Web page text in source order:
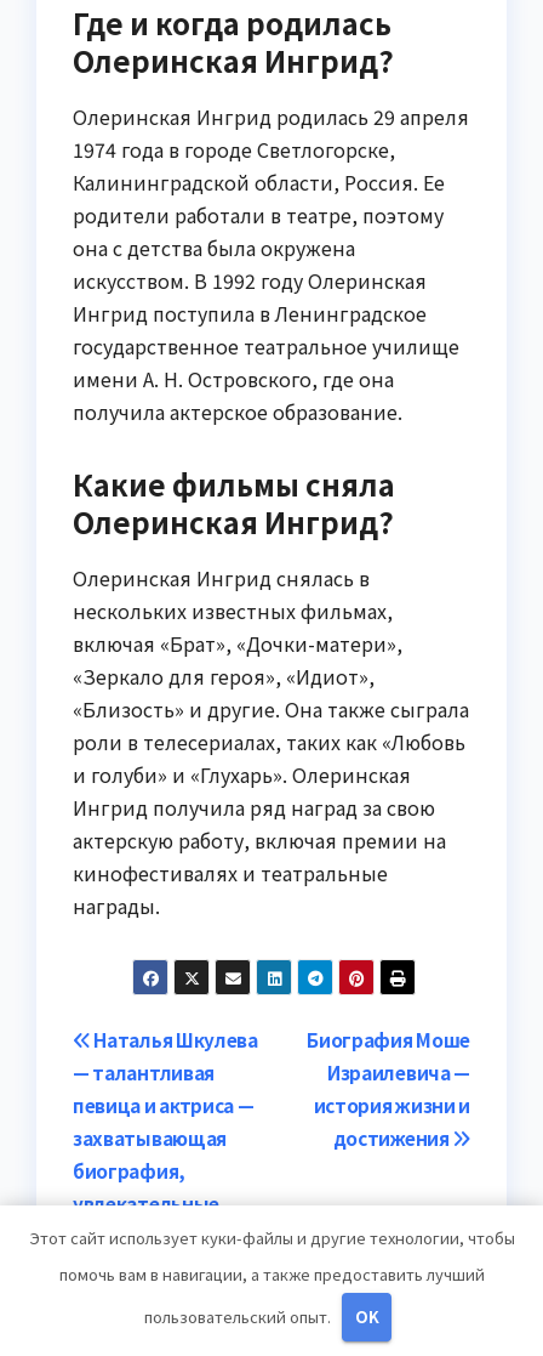
Где и когда родилась
Олеринская Ингрид?
Олеринская Ингрид родилась 29 апреля
1974 года в городе Светлогорске,
Калининградской области, Россия. Ее
родители работали в театре, поэтому
она с детства была окружена
искусством. В 1992 году Олеринская
Ингрид поступила в Ленинградское
государственное театральное училище
имени А. Н. Островского, где она
получила актерское образование.
Какие фильмы сняла
Олеринская Ингрид?
Олеринская Ингрид снялась в
нескольких известных фильмах,
включая «Брат», «Дочки-матери»,
«Зеркало для героя», «Идиот»,
«Близость» и другие. Она также сыграла
роли в телесериалах, таких как «Любовь
и голуби» и «Глухарь». Олеринская
Ингрид получила ряд наград за свою
актерскую работу, включая премии на
кинофестивалях и театральные
награды.
Навигация
по
записям
Биография Моше
Израилевича —
история жизни и
достижения
Наталья Шкулева
— талантливая
певица и актриса —
захватывающая
биография,
увлекательные
факты и
незабываемые
Этот сайт использует куки-файлы и другие технологии, чтобы
помочь вам в навигации, а также предоставить лучший
пользовательский опыт.
OK